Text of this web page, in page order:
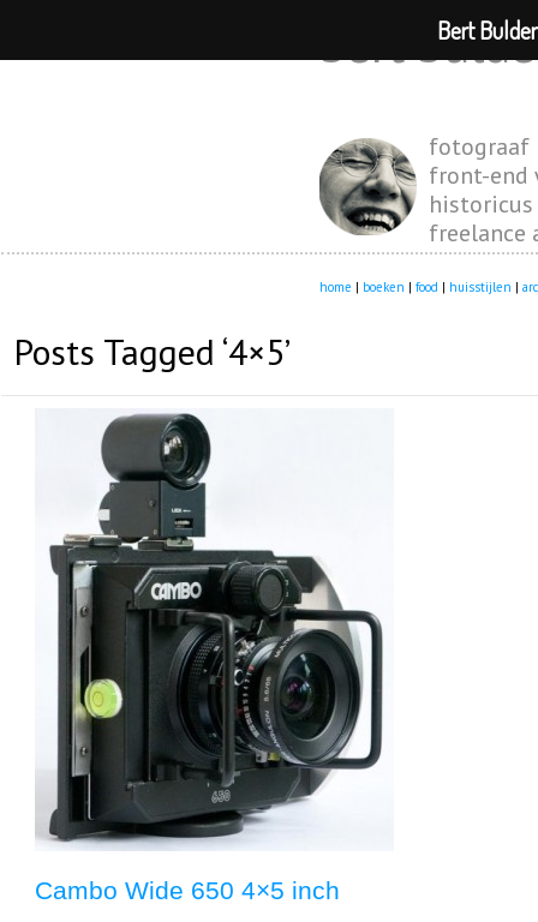
bert
fotograaf
front-end
historicus
freelance
home | boeken | food | huisstijlen |
Posts Tagged ‘4×5’
Cambo Wide 650 4×5 inch
Bert